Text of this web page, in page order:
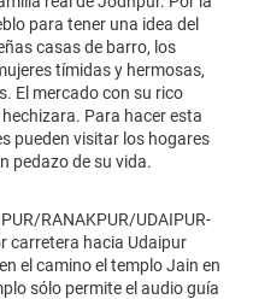
para tener una idea del
casas de barro, los
tímidas y hermosas,
El mercado con su rico
Para hacer esta
pueden visitar los hogares
pedazo de su vida.
RANAKPUR/UDAIPUR-
carretera hacia Udaipur
el camino el templo Jain en
sólo permite el audio guía